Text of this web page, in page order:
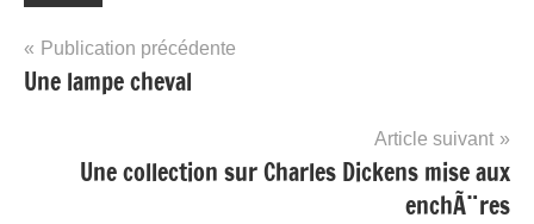
Navigation
de
Publication précédente
Une lampe cheval
Article suivant
Une collection sur Charles Dickens mise aux
enchÃ¨res